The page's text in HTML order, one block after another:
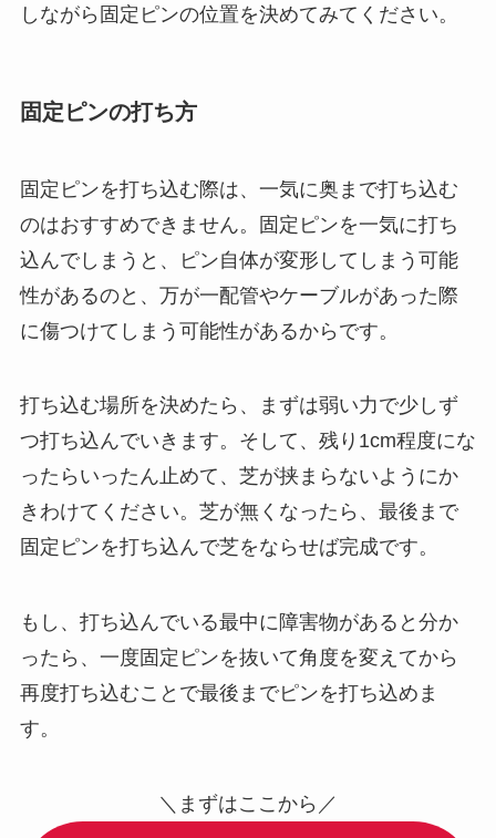
しながら固定ピンの位置を決めてみてください。
固定ピンの打ち方
固定ピンを打ち込む際は、一気に奥まで打ち込む
のはおすすめできません。固定ピンを一気に打ち
込んでしまうと、ピン自体が変形してしまう可能
性があるのと、万が一配管やケーブルがあった際
に傷つけてしまう可能性があるからです。
打ち込む場所を決めたら、まずは弱い力で少しず
つ打ち込んでいきます。そして、残り1cm程度にな
ったらいったん止めて、芝が挟まらないようにか
きわけてください。芝が無くなったら、最後まで
固定ピンを打ち込んで芝をならせば完成です。
もし、打ち込んでいる最中に障害物があると分か
ったら、一度固定ピンを抜いて角度を変えてから
再度打ち込むことで最後までピンを打ち込めま
す。
＼まずはここから／